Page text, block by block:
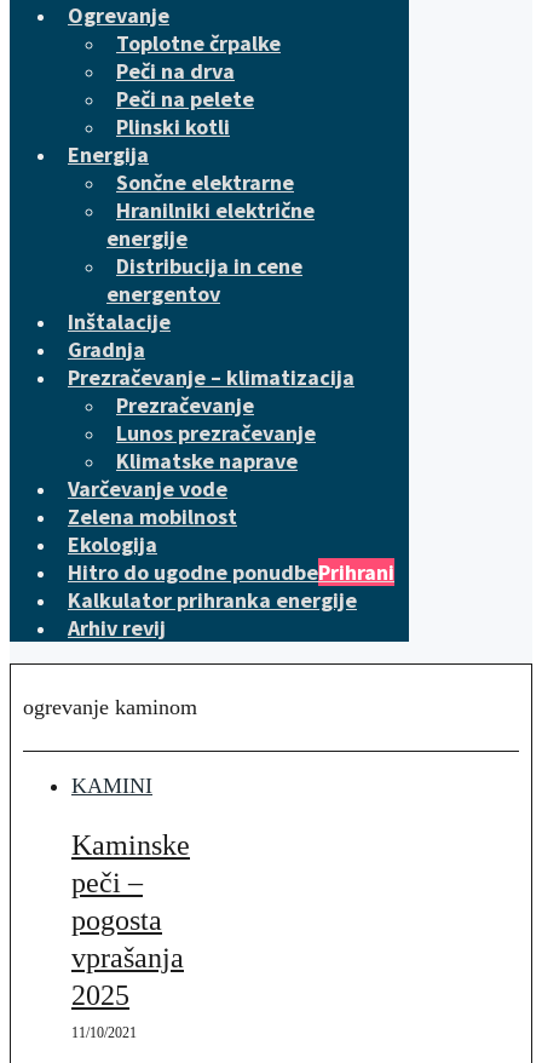
Ogrevanje
Toplotne črpalke
Peči na drva
Peči na pelete
Plinski kotli
Energija
Sončne elektrarne
Hranilniki električne
energije
Distribucija in cene
energentov
Inštalacije
Gradnja
Prezračevanje – klimatizacija
Prezračevanje
Lunos prezračevanje
Klimatske naprave
Varčevanje vode
Zelena mobilnost
Ekologija
Hitro do ugodne ponudbePrihrani
Kalkulator prihranka energije
Arhiv revij
ogrevanje kaminom
KAMINI
Kaminske
peči –
pogosta
vprašanja
2025
11/10/2021